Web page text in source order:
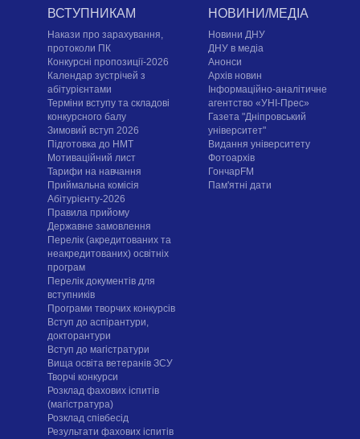
ВСТУПНИКАМ
Накази про зарахування,
протоколи ПК
Конкурсні пропозиції-2026
Календар зустрічей з
абітурієнтами
Терміни вступу та складові
конкурсного балу
Зимовий вступ 2026
Підготовка до НМТ
Мотиваційний лист
Тарифи на навчання
Приймальна комісія
Абітурієнту-2026
Правила прийому
Державне замовлення
Перелік (акредитованих та
неакредитованих) освітніх
програм
Перелік документів для
вступників
Програми творчих конкурсiв
Вступ до аспірантури,
докторантури
Вступ до магістратури
Вища освіта ветеранів ЗСУ
Творчі конкурси
Розклад фахових іспитів
(магістратура)
Розклад співбесід
Результати фахових іспитів
НОВИНИ/МЕДІА
Новини ДНУ
ДНУ в медіа
Анонси
Архів новин
Інформаційно-аналітичне
агентство «УНІ-Прес»
Газета "Дніпровський
університет"
Видання університету
Фотоархів
ГончарFM
Пам'ятні дати